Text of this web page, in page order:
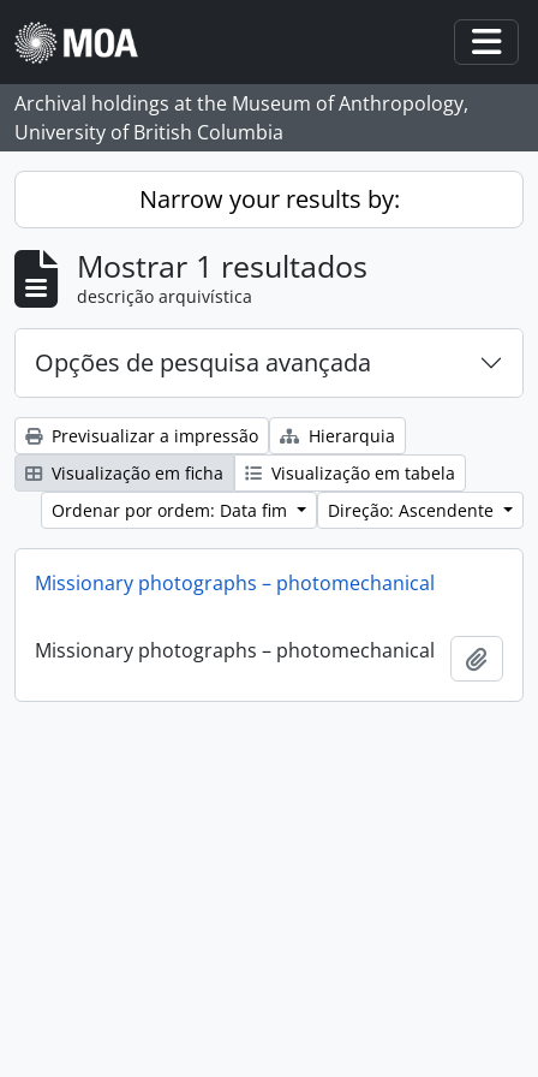
Skip to main content
Archival holdings at the Museum of Anthropology,
University of British Columbia
Narrow your results by:
Mostrar 1 resultados
descrição arquivística
Opções de pesquisa avançada
Previsualizar a impressão
Hierarquia
Visualização em ficha
Visualização em tabela
Ordenar por ordem: Data fim
Direção: Ascendente
Missionary photographs – photomechanical
Missionary photographs – photomechanical